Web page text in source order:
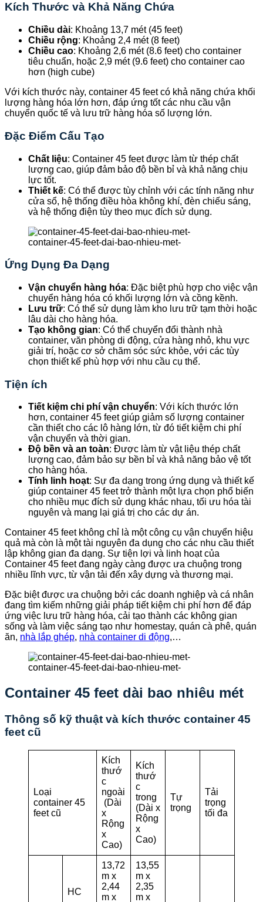
Kích Thước và Khả Năng Chứa
Chiều dài: Khoảng 13,7 mét (45 feet)
Chiều rộng: Khoảng 2,4 mét (8 feet)
Chiều cao: Khoảng 2,6 mét (8.6 feet) cho container
tiêu chuẩn, hoặc 2,9 mét (9.6 feet) cho container cao
hơn (high cube)
Với kích thước này, container 45 feet có khả năng chứa khối
lượng hàng hóa lớn hơn, đáp ứng tốt các nhu cầu vận
chuyển quốc tế và lưu trữ hàng hóa số lượng lớn.
Đặc Điểm Cấu Tạo
Chất liệu: Container 45 feet được làm từ thép chất
lượng cao, giúp đảm bảo độ bền bỉ và khả năng chịu
lực tốt.
Thiết kế: Có thể được tùy chỉnh với các tính năng như
cửa sổ, hệ thống điều hòa không khí, đèn chiếu sáng,
và hệ thống điện tùy theo mục đích sử dụng.
container-45-feet-dai-bao-nhieu-met-
Ứng Dụng Đa Dạng
Vận chuyển hàng hóa: Đặc biệt phù hợp cho việc vận
chuyển hàng hóa có khối lượng lớn và cồng kềnh.
Lưu trữ: Có thể sử dụng làm kho lưu trữ tạm thời hoặc
lâu dài cho hàng hóa.
Tạo không gian: Có thể chuyển đổi thành nhà
container, văn phòng di động, cửa hàng nhỏ, khu vực
giải trí, hoặc cơ sở chăm sóc sức khỏe, với các tùy
chọn thiết kế phù hợp với nhu cầu cụ thể.
Tiện ích
Tiết kiệm chi phí vận chuyển: Với kích thước lớn
hơn, container 45 feet giúp giảm số lượng container
cần thiết cho các lô hàng lớn, từ đó tiết kiệm chi phí
vận chuyển và thời gian.
Độ bền và an toàn: Được làm từ vật liệu thép chất
lượng cao, đảm bảo sự bền bỉ và khả năng bảo vệ tốt
cho hàng hóa.
Tính linh hoạt: Sự đa dạng trong ứng dụng và thiết kế
giúp container 45 feet trở thành một lựa chọn phổ biến
cho nhiều mục đích sử dụng khác nhau, tối ưu hóa tài
nguyên và mang lại giá trị cho các dự án.
Container 45 feet không chỉ là một công cụ vận chuyển hiệu
quả mà còn là một tài nguyên đa dụng cho các nhu cầu thiết
lập không gian đa dạng. Sự tiện lợi và linh hoạt của
Container 45 feet đang ngày càng được ưa chuộng trong
nhiều lĩnh vực, từ vận tải đến xây dựng và thương mại.
Đặc biệt được ưa chuộng bởi các doanh nghiệp và cá nhân
đang tìm kiếm những giải pháp tiết kiệm chi phí hơn để đáp
ứng việc lưu trữ hàng hóa, cải tạo thành các không gian
sống và làm việc sáng tạo như homestay, quán cà phê, quán
ăn, nhà lắp ghép, nhà container di động,…
container-45-feet-dai-bao-nhieu-met-
Container 45 feet dài bao nhiêu mét
Thông số kỹ thuật và kích thước container 45
feet cũ
Loại
container 45
feet cũ
Kích
thướ
c
ngoài
(Dài
x
Rộng
x
Cao)
Kích
thướ
c
trong
(Dài x
Rộng
x
Cao)
Tự
trọng
Tải
trọng
tối đa
HC
13,72
m x
2,44
m x
13,55
m x
2,35
m x